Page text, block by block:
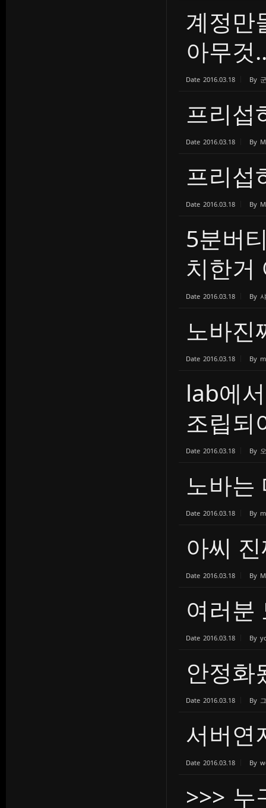
계정만
아무것
Date 2016.03.18 By
프리섭
Date 2016.03.18 By
프리섭
Date 2016.03.18 By
5분버
치한거
Date 2016.03.18 By
노바진
Date 2016.03.18 By
lab에
조립되
Date 2016.03.18 By
노바는
Date 2016.03.18 By
아씨
Date 2016.03.18 By
여러분
Date 2016.03.18 By
안정화
Date 2016.03.18 By
서버연
Date 2016.03.18 By
>>> 누